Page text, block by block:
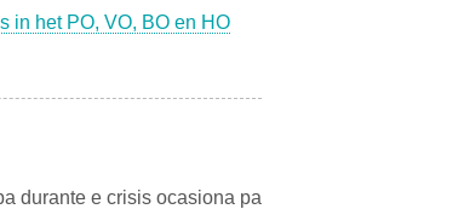
in het PO, VO, BO en HO
durante e crisis ocasiona pa